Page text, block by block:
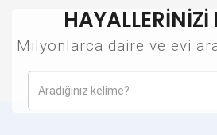
HAYALLERİNİZİ
Milyonlarca daire ve evi